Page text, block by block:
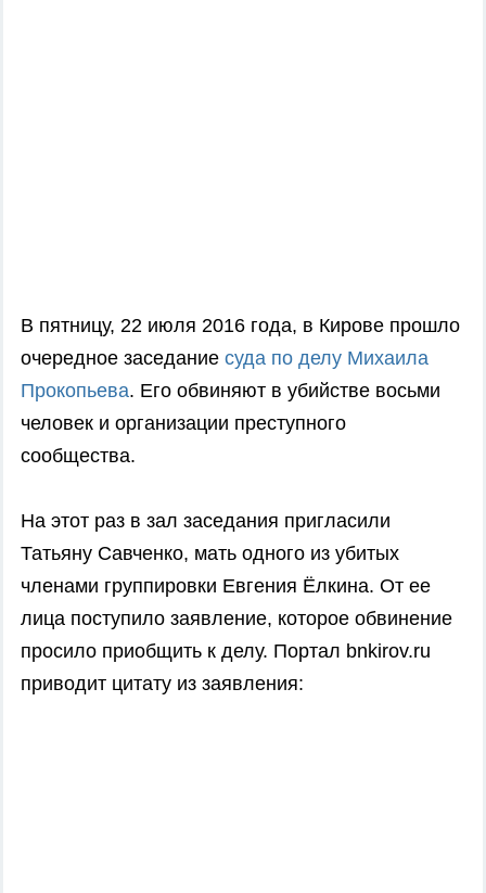
В пятницу, 22 июля 2016 года, в Кирове прошло
очередное заседание суда по делу Михаила
Прокопьева. Его обвиняют в убийстве восьми
человек и организации преступного
сообщества.
На этот раз в зал заседания пригласили
Татьяну Савченко, мать одного из убитых
членами группировки Евгения Ёлкина. От ее
лица поступило заявление, которое обвинение
просило приобщить к делу. Портал bnkirov.ru
приводит цитату из заявления: